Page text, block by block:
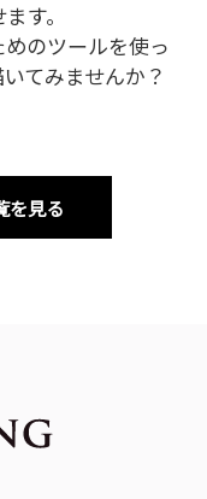
す。
のツールを使っ
てみませんか？
を見る